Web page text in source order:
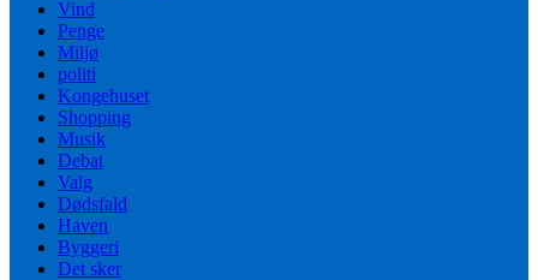
Vind
Penge
Miljø
politi
Kongehuset
Shopping
Musik
Debat
Valg
Dødsfald
Haven
Byggeri
Det sker